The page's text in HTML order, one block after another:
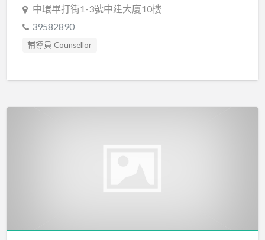
中環畢打街1-3號中建大廈10樓
39582890
輔導員 Counsellor